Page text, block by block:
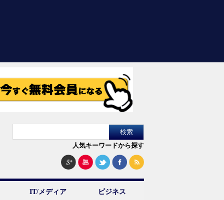
人気キーワードから探す
IT/メディア ビジネス